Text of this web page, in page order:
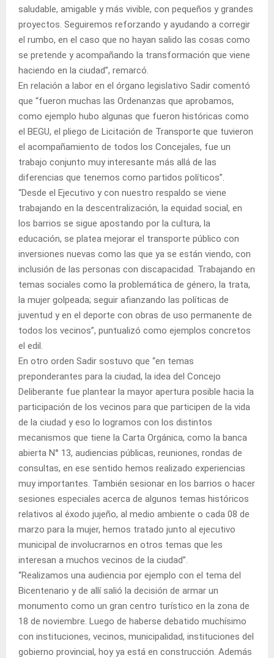
saludable, amigable y más vivible, con pequeños y grandes
proyectos. Seguiremos reforzando y ayudando a corregir
el rumbo, en el caso que no hayan salido las cosas como
se pretende y acompañando la transformación que viene
haciendo en la ciudad”, remarcó.
En relación a labor en el órgano legislativo Sadir comentó
que “fueron muchas las Ordenanzas que aprobamos,
como ejemplo hubo algunas que fueron históricas como
el BEGU, el pliego de Licitación de Transporte que tuvieron
el acompañamiento de todos los Concejales, fue un
trabajo conjunto muy interesante más allá de las
diferencias que tenemos como partidos políticos”.
“Desde el Ejecutivo y con nuestro respaldo se viene
trabajando en la descentralización, la equidad social, en
los barrios se sigue apostando por la cultura, la
educación, se platea mejorar el transporte público con
inversiones nuevas como las que ya se están viendo, con
inclusión de las personas con discapacidad. Trabajando en
temas sociales como la problemática de género, la trata,
la mujer golpeada; seguir afianzando las políticas de
juventud y en el deporte con obras de uso permanente de
todos los vecinos”, puntualizó como ejemplos concretos
el edil.
En otro orden Sadir sostuvo que “en temas
preponderantes para la ciudad, la idea del Concejo
Deliberante fue plantear la mayor apertura posible hacia la
participación de los vecinos para que participen de la vida
de la ciudad y eso lo logramos con los distintos
mecanismos que tiene la Carta Orgánica, como la banca
abierta N° 13, audiencias públicas, reuniones, rondas de
consultas, en ese sentido hemos realizado experiencias
muy importantes. También sesionar en los barrios o hacer
sesiones especiales acerca de algunos temas históricos
relativos al éxodo jujeño, al medio ambiente o cada 08 de
marzo para la mujer, hemos tratado junto al ejecutivo
municipal de involucrarnos en otros temas que les
interesan a muchos vecinos de la ciudad”.
“Realizamos una audiencia por ejemplo con el tema del
Bicentenario y de allí salió la decisión de armar un
monumento como un gran centro turístico en la zona de
18 de noviembre. Luego de haberse debatido muchísimo
con instituciones, vecinos, municipalidad, instituciones del
gobierno provincial, hoy ya está en construcción. Además